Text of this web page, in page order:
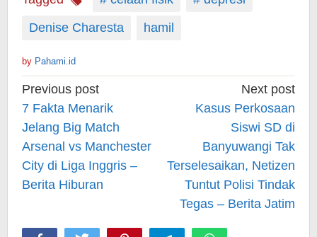
Denise Charesta
hamil
by Pahami.id
Post
navigation
Previous post
7 Fakta Menarik
Jelang Big Match
Arsenal vs Manchester
City di Liga Inggris –
Berita Hiburan
Next post
Kasus Perkosaan
Siswi SD di
Banyuwangi Tak
Terselesaikan, Netizen
Tuntut Polisi Tindak
Tegas – Berita Jatim